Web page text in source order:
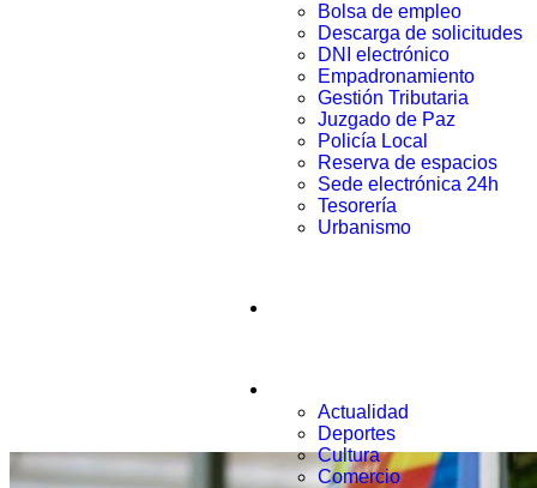
Bolsa de empleo
Descarga de solicitudes
DNI electrónico
Empadronamiento
Gestión Tributaria
Juzgado de Paz
Policía Local
Reserva de espacios
Sede electrónica 24h
Tesorería
Urbanismo
Actualidad
Deportes
Cultura
Comercio